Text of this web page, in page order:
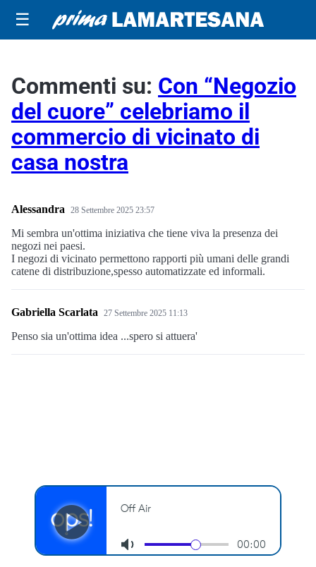
☰
Commenti su: Con “Negozio
del cuore” celebriamo il
commercio di vicinato di
casa nostra
Alessandra 28 Settembre 2025 23:57
Mi sembra un'ottima iniziativa che tiene viva la presenza dei
negozi nei paesi.
I negozi di vicinato permettono rapporti più umani delle grandi
catene di distribuzione,spesso automatizzate ed informali.
Gabriella Scarlata 27 Settembre 2025 11:13
Penso sia un'ottima idea ...spero si attuera'